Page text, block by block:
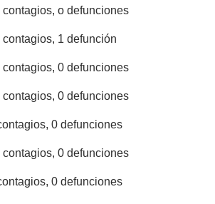
o defunciones
1 defunción
0 defunciones
0 defunciones
0 defunciones
0 defunciones
0 defunciones